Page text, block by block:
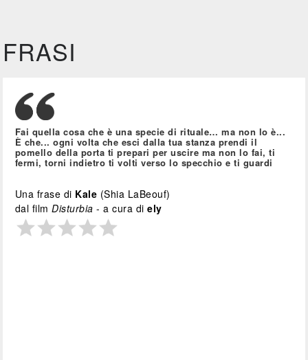
FRASI
Fai quella cosa che è una specie di rituale… ma non lo è...
È che... ogni volta che esci dalla tua stanza prendi il
pomello della porta ti prepari per uscire ma non lo fai, ti
fermi, torni indietro ti volti verso lo specchio e ti guardi
Una frase di Kale (Shia LaBeouf)
dal filmDisturbia - a cura diely